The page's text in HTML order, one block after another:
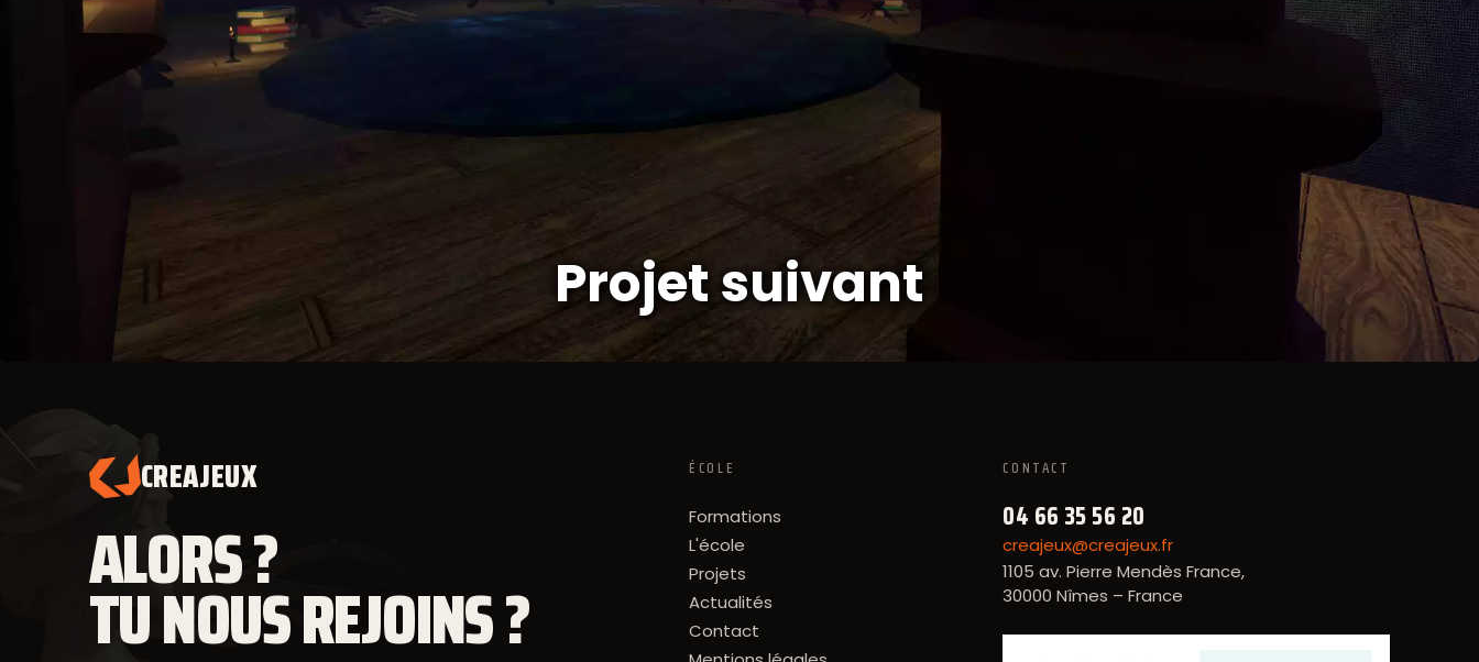
Projet suivant
CREAJEUX
ALORS ?
TU NOUS REJOINS ?
ÉCOLE
Formations
L'école
Projets
Actualités
Contact
CONTACT
04 66 35 56 20
creajeux@creajeux.fr
1105 av. Pierre Mendès France,
30000 Nîmes – France